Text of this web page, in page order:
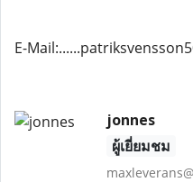
E-
jonnes
ผู้เยี่ยมชม